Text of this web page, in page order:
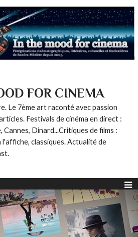
FOR CINEMA
Le 7ème art raconté avec passion
Festivals de cinéma en direct :
Cannes, Dinard...Critiques de films :
classiques. Actualité de